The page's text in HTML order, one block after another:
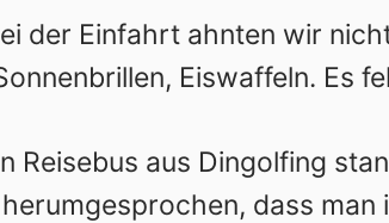
der Einfahrt ahnten wir
Eiswaffeln. Es
Reisebus aus Dingolfing
dass